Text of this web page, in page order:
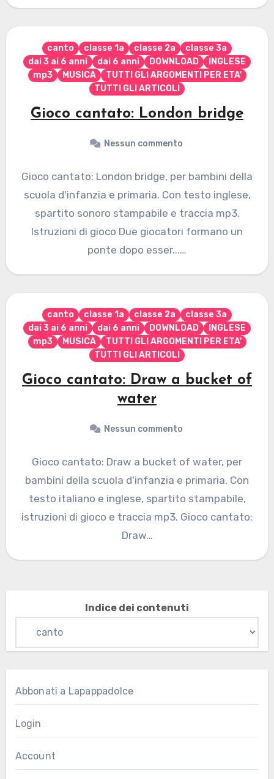
canto classe 1a classe 2a
classe 3a
dai 3 ai 6 anni
dai 6 anni DOWNLOAD
INGLESE
mp3
MUSICA
TUTTI GLI ARGOMENTI PER ETA'
TUTTI GLI ARTICOLI
Gioco cantato: London bridge
Nessun commento
Gioco cantato: London bridge, per bambini della
scuola d'infanzia e primaria. Con testo inglese,
spartito sonoro stampabile e traccia mp3.
Istruzioni di gioco Due giocatori formano un
ponte dopo esser...…
canto classe 1a classe 2a
classe 3a
dai 3 ai 6 anni
dai 6 anni DOWNLOAD
INGLESE
mp3
MUSICA
TUTTI GLI ARGOMENTI PER ETA'
TUTTI GLI ARTICOLI
Gioco cantato: Draw a bucket of
water
Nessun commento
Gioco cantato: Draw a bucket of water, per
bambini della scuola d'infanzia e primaria. Con
testo italiano e inglese, spartito stampabile,
istruzioni di gioco e traccia mp3. Gioco cantato:
Draw…
Indice dei contenuti
Abbonati a Lapappadolce
Login
Account